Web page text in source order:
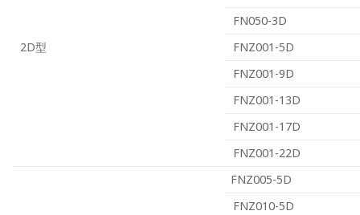
2D型
FN050-3D
FNZ001-5D
FNZ001-9D
FNZ001-13D
FNZ001-17D
FNZ001-22D
FNZ005-5D
FNZ010-5D